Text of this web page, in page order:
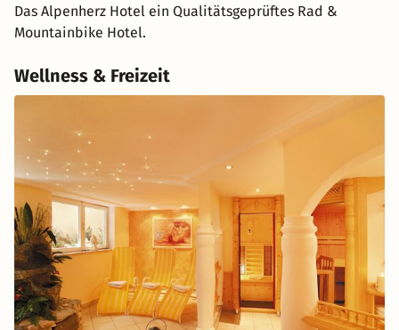
Das Alpenherz Hotel ein Qualitätsgeprüftes Rad &
Mountainbike Hotel.
Wellness & Freizeit